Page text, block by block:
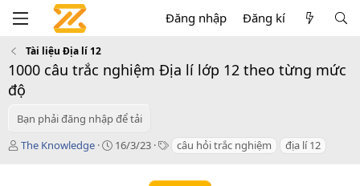
Đăng nhập Đăng kí
Tài liệu Địa lí 12
1000 câu trắc nghiệm Địa lí lớp 12 theo từng mức
độ
Bạn phải đăng nhập để tải
T
The Knowledge
C16/3/23
T câu hỏi trắc nghiệm địa lí 12